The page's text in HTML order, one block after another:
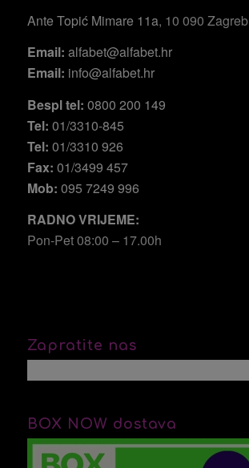
Ante Topić Mimare 11a, 10 090 Zagreb
Email: alfabet@alfabet.hr
Email: info@alfabet.hr
Bespl tel: 0800 200 149
Tel: 01/3310-845
Tel: 01/3310 926
Fax: 01/3499 457
Mob: 095 7249 996
RADNO VRIJEME:
Pon-Pet 08:00 – 17.00h
Zapratite nas
BOX NOW dostava